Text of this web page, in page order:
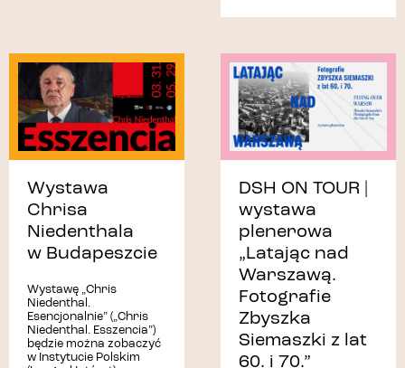
Wystawa
Chrisa
Niedenthala
w Budapeszcie
Wystawę „Chris
Niedenthal.
Esencjonalnie” („Chris
Niedenthal. Esszencia”)
będzie można zobaczyć
w Instytucie Polskim
DSH ON TOUR |
wystawa
plenerowa
„Latając nad
Warszawą.
Fotografie
Zbyszka
Siemaszki z lat
60. i 70.”